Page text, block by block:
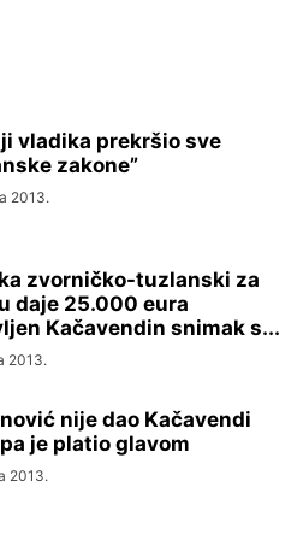
vladika prekršio sve
zakone”
2013.
zvorničko-tuzlanski za
daje 25.000 eura
Kačavendin snimak s...
2013.
nije dao Kačavendi
je platio glavom
2013.